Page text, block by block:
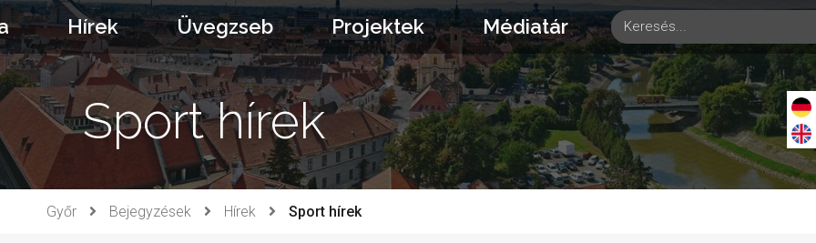
Hírek Üvegzseb Projektek Médiatár
Sport hírek
Győr Bejegyzések Hírek Sport hírek